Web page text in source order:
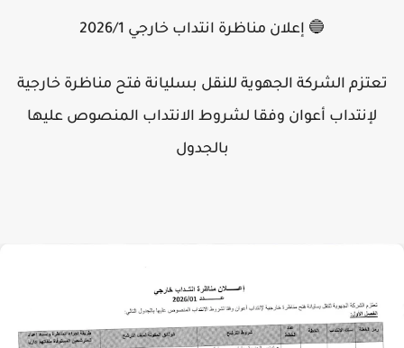
🔵 إعلان مناظرة انتداب خارجي 2026/1
تعتزم الشركة الجهوية للنقل بسليانة فتح مناظرة خارجية
لإنتداب أعوان وفقا لشروط الانتداب المنصوص عليها
بالجدول